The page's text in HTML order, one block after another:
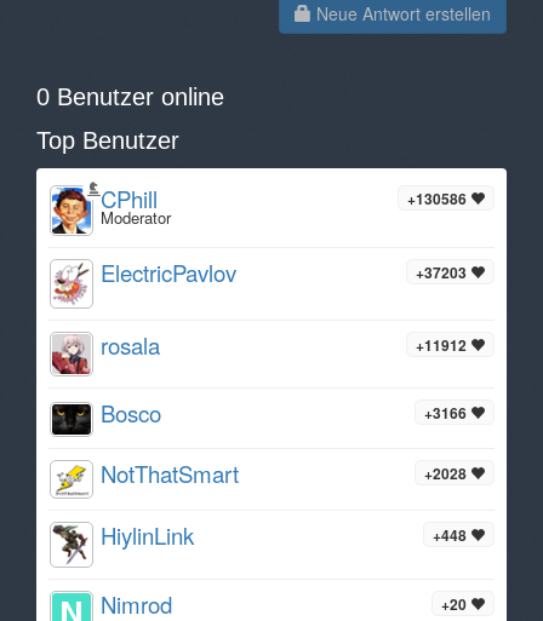
Neue Antwort erstellen
0 Benutzer online
Top Benutzer
+130586
CPhill
Moderator
+37203
ElectricPavlov
+11912
rosala
+3166
Bosco
+2028
NotThatSmart
+448
HiylinLink
+20
Nimrod